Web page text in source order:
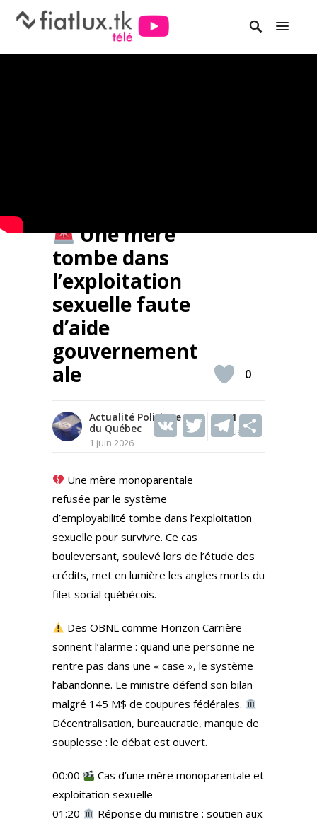
Une mère
tombe dans
l’exploitation
sexuelle faute
d’aide
gouvernement
ale
Actualité Politique
du Québec
1 juin 2026
91
Vues
V T T
a
0
Une mère monoparentale
refusée par le système
d’employabilité tombe dans l’exploitation
sexuelle pour survivre. Ce cas
bouleversant, soulevé lors de l’étude des
crédits, met en lumière les angles morts du
filet social québécois.
Des OBNL comme Horizon Carrière
sonnent l’alarme : quand une personne ne
rentre pas dans une « case », le système
l’abandonne. Le ministre défend son bilan
malgré 145 M$ de coupures fédérales.
Décentralisation, bureaucratie, manque de
souplesse : le débat est ouvert.
00:00
Cas d’une mère monoparentale et
exploitation sexuelle
01:20
Réponse du ministre : soutien aux